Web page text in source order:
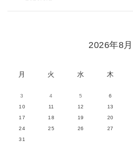
2026年8月
月 火 水 木
3
4 5 6
10
11 12 13
17
18 19 20
24
25 26 27
31